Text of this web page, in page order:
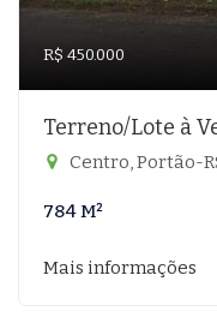
R$ 450.000
Terreno/Lote à
Centro, Portão-
784 M²
Mais informações